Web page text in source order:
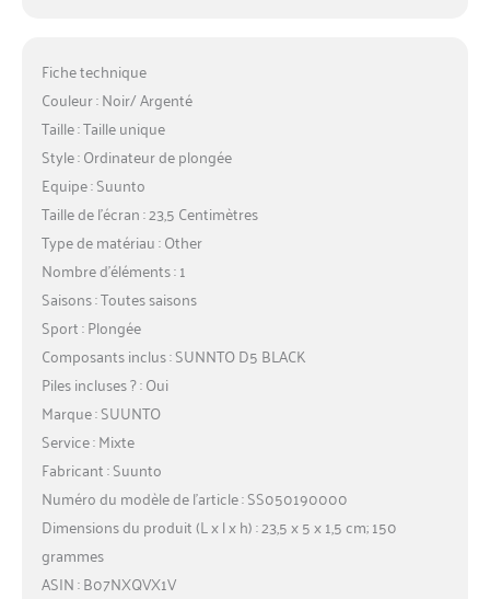
Fiche technique
Couleur : Noir/ Argenté
Taille : Taille unique
Style : Ordinateur de plongée
Equipe : Suunto
Taille de l’écran : 23,5 Centimètres
Type de matériau : Other
Nombre d’éléments : 1
Saisons : Toutes saisons
Sport : Plongée
Composants inclus : SUNNTO D5 BLACK
Piles incluses ? : Oui
Marque : SUUNTO
Service : Mixte
Fabricant : Suunto
Numéro du modèle de l’article : SS050190000
Dimensions du produit (L x l x h) : 23,5 x 5 x 1,5 cm; 150
grammes
ASIN : B07NXQVX1V